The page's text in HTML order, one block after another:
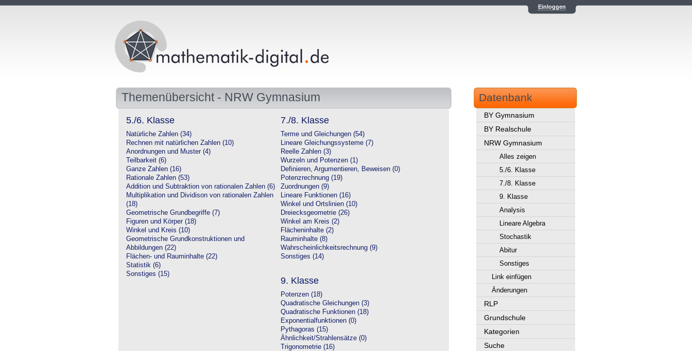
Einloggen
Themenübersicht - NRW Gymnasium
5./6. Klasse
Natürliche Zahlen (34)
Rechnen mit natürlichen Zahlen (10)
Anordnungen und Muster (4)
Teilbarkeit (6)
Ganze Zahlen (16)
Rationale Zahlen (53)
Addition und Subtraktion von rationalen Zahlen (6)
Multiplikation und Dividison von rationalen Zahlen
(18)
Geometrische Grundbegriffe (7)
Figuren und Körper (18)
Winkel und Kreis (10)
Geometrische Grundkonstruktionen und
Abbildungen (22)
Flächen- und Rauminhalte (22)
Statistik (6)
Sonstiges (15)
7./8. Klasse
Terme und Gleichungen (54)
Lineare Gleichungssysteme (7)
Reelle Zahlen (3)
Wurzeln und Potenzen (1)
Definieren, Argumentieren, Beweisen (0)
Potenzrechnung (19)
Zuordnungen (9)
Lineare Funktionen (16)
Winkel und Ortslinien (10)
Dreiecksgeometrie (26)
Winkel am Kreis (2)
Flächeninhalte (2)
Rauminhalte (8)
Wahrscheinlichkeitsrechnung (9)
Sonstiges (14)
9. Klasse
Potenzen (18)
Quadratische Gleichungen (3)
Quadratische Funktionen (18)
Exponentialfunktionen (0)
Pythagoras (15)
Ähnlichkeit/Strahlensätze (0)
Trigonometrie (16)
Datenbank
BY Gymnasium
BY Realschule
NRW Gymnasium
Alles zeigen
5./6. Klasse
7./8. Klasse
9. Klasse
Analysis
Lineare Algebra
Stochastik
Abitur
Sonstiges
Link einfügen
Änderungen
RLP
Grundschule
Kategorien
Suche